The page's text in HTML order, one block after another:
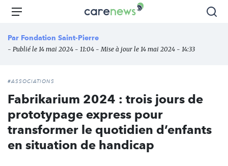
Aller
principal
Carenews,
des
Menu
Par Fondation Saint-Pierre
- Publié le 14 mai 2024 - 11:04 - Mise à jour le 14 mai 2024 - 14:33
#ASSOCIATIONS
Fabrikarium 2024 : trois jours de
prototypage express pour
transformer le quotidien d’enfants
en situation de handicap